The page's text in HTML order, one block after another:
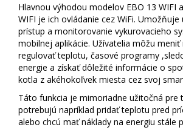
Hlavnou výhodou modelov EBO 13 WIFI
WIFI je ich ovládanie cez WiFi.
prístup a monitorovanie vykurovacieho
mobilnej aplikácie. Užívatelia môžu meniť
regulovať teplotu, časové programy
energie a získať dôležité informácie o
kotla z akéhokoľvek miesta cez svoj
Táto funkcia je mimoriadne užitočná pre
potrebujú napríklad pridať teplotu pred
alebo chcú mať náklady na energiu stále